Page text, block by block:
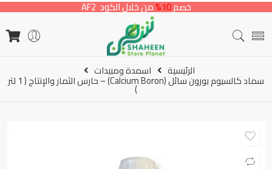
خصم10% من خلال الكود AF2
الرئيسية اسمدة ومبيدات
سماد كالسيوم بورون سائل (Calcium Boron) – حارس الثمار والإنتاج ( 1 لتر
)